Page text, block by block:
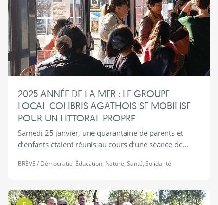
2025 ANNÉE DE LA MER : LE GROUPE
LOCAL COLIBRIS AGATHOIS SE MOBILISE
POUR UN LITTORAL PROPRE
Samedi 25 janvier, une quarantaine de parents et
d’enfants étaient réunis au cours d’une séance de...
BRÈVE / Démocratie, Éducation, Nature, Santé, Solidarité
Territoires d'Expérimentations